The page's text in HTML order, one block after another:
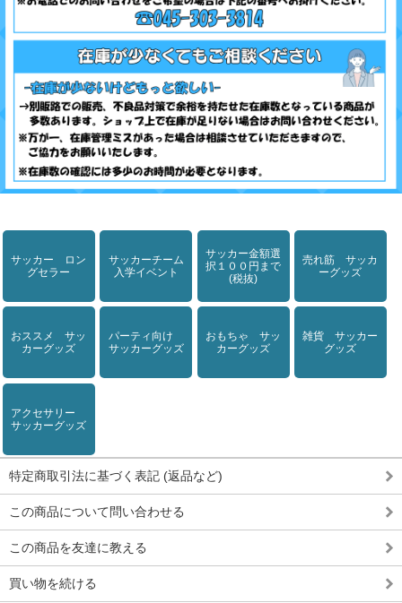
サッカー ロン
グセラー
サッカーチーム
入学イベント
サッカー金額選
択１００円まで
(税抜)
売れ筋 サッカ
ーグッズ
おススメ サッ
カーグッズ
パーティ向け
サッカーグッズ
おもちゃ サッ
カーグッズ
雑貨 サッカー
グッズ
アクセサリー
サッカーグッズ
特定商取引法に基づく表記 (返品など)
この商品について問い合わせる
この商品を友達に教える
買い物を続ける